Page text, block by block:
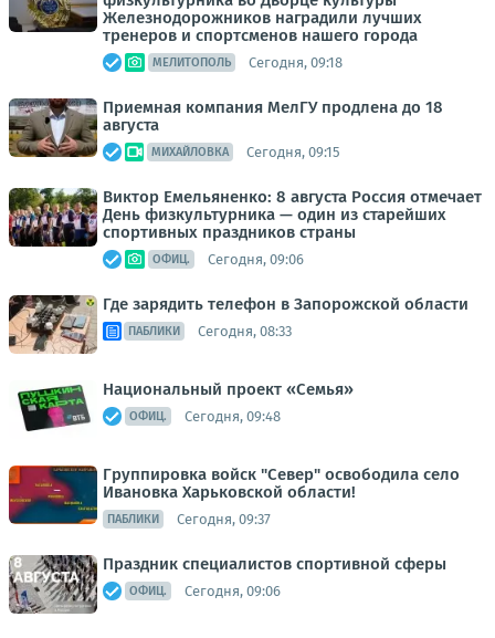
Железнодорожников наградили лучших
тренеров и спортсменов нашего города
МЕЛИТОПОЛЬ Сегодня, 09:18
Приемная компания МелГУ продлена до 18
августа
МИХАЙЛОВКА Сегодня, 09:15
Виктор Емельяненко: 8 августа Россия отмечает
День физкультурника — один из старейших
спортивных праздников страны
ОФИЦ. Сегодня, 09:06
Где зарядить телефон в Запорожской области
ПАБЛИКИ Сегодня, 08:33
Национальный проект «Семья»
ОФИЦ. Сегодня, 09:48
Группировка войск "Север" освободила село
Ивановка Харьковской области!
ПАБЛИКИ Сегодня, 09:37
Праздник специалистов спортивной сферы
ОФИЦ. Сегодня, 09:06